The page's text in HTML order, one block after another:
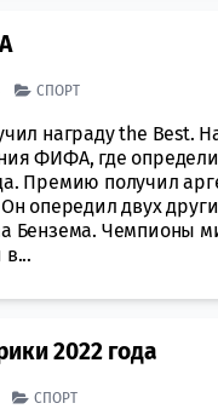
СПОРТ
награду the Best.
ФИФА, где
Премию получил
опередил двух
Бензема. Чемпионы
в...
2022 года
СПОРТ